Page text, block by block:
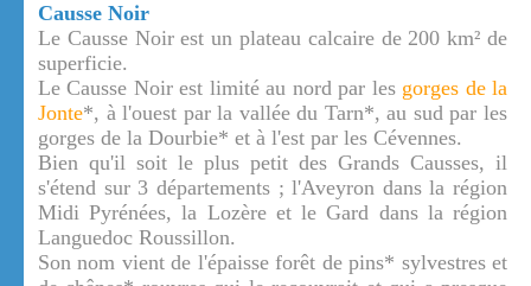
Causse Noir
Le Causse Noir est un plateau calcaire de 200 km² de
superficie.
Le Causse Noir est limité au nord par les gorges de la
Jonte*, à l'ouest par la vallée du Tarn*, au sud par les
gorges de la Dourbie* et à l'est par les Cévennes.
Bien qu'il soit le plus petit des Grands Causses, il
s'étend sur 3 départements ; l'Aveyron dans la région
Midi Pyrénées, la Lozère et le Gard dans la région
Languedoc Roussillon.
Son nom vient de l'épaisse forêt de pins* sylvestres et